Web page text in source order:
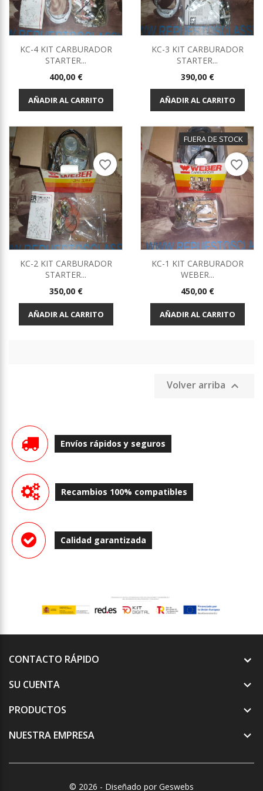
KC-4 KIT CARBURADOR
STARTER...
Precio
400,00 €
AÑADIR AL CARRITO
KC-3 KIT CARBURADOR
STARTER...
Precio
390,00 €
AÑADIR AL CARRITO
KC-2 KIT CARBURADOR
STARTER...
Precio
350,00 €
AÑADIR AL CARRITO
favorite_border
FUERA DE STOCK
KC-1 KIT CARBURADOR
WEBER...
Precio
450,00 €
AÑADIR AL CARRITO
favorite_border
Volver arriba 
Envíos rápidos y seguros
Recambios 100% compatibles
Calidad garantizada
CONTACTO RÁPIDO
SU CUENTA

PRODUCTOS 
NUESTRA EMPRESA 
© 2026 - Diseñado por Geswebs